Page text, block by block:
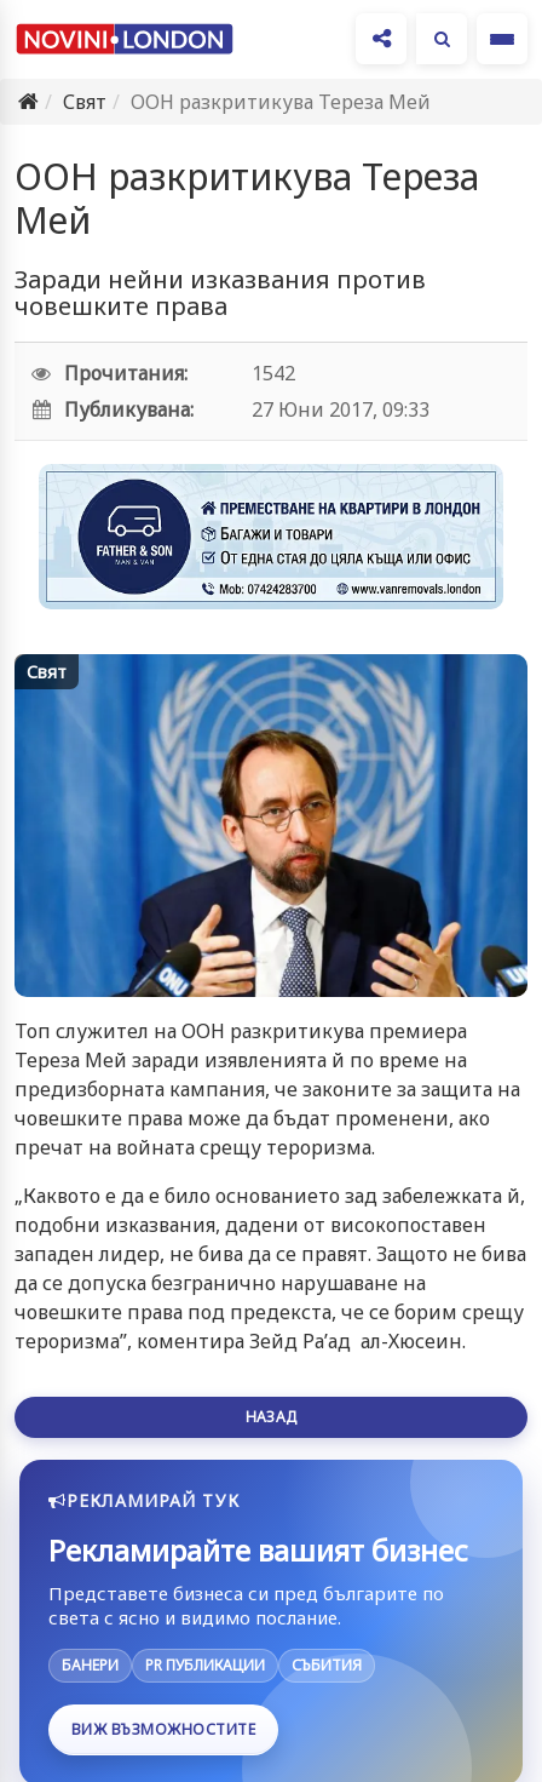
Свят
ООН разкритикува Тереза Мей
ООН разкритикува Тереза
Мей
Заради нейни изказвания против
човешките права
Прочитания:
1542
Публикувана:
27 Юни 2017, 09:33
Свят
Топ служител на ООН разкритикува премиера
Тереза Мей заради изявленията й по време на
предизборната кампания, че законите за защита на
човешките права може да бъдат променени, ако
пречат на войната срещу тероризма.
„Каквото е да е било основанието зад забележката й,
подобни изказвания, дадени от високопоставен
западен лидер, не бива да се правят. Защото не бива
да се допуска безгранично нарушаване на
човешките права под предекста, че се борим срещу
тероризма”, коментира Зейд Ра’ад ал-Хюсеин.
НАЗАД
РЕКЛАМИРАЙ ТУК
Рекламирайте вашият бизнес
Представете бизнеса си пред българите по
света с ясно и видимо послание.
БАНЕРИ PR ПУБЛИКАЦИИ СЪБИТИЯ
ВИЖ ВЪЗМОЖНОСТИТЕ